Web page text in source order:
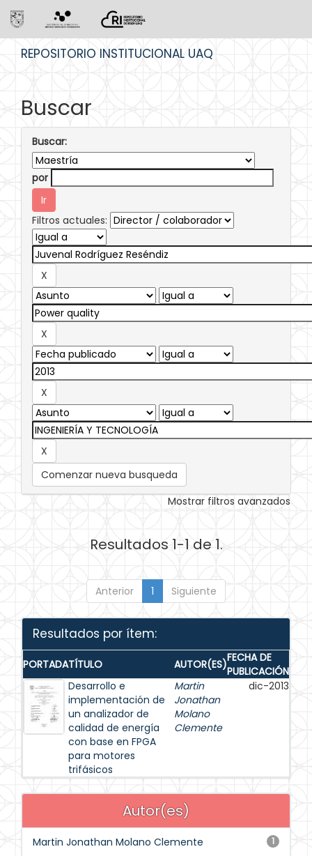
REPOSITORIO INSTITUCIONAL UAQ
Buscar
Buscar:
por
Filtros actuales:
Comenzar nueva busqueda
Mostrar filtros avanzados
Resultados 1-1 de 1.
Anterior 1 Siguiente
Resultados por ítem:
PORTADATÍTULO AUTOR(ES)FECHA DE
PUBLICACIÓN
Desarrollo e
implementación de
un analizador de
calidad de energía
con base en FPGA
para motores
trifásicos
Martin
Jonathan
Molano
Clemente
dic-2013
Autor(es)
1
Martin Jonathan Molano Clemente